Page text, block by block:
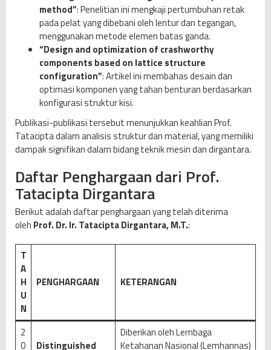
e
2
0
2
5
-
2
0
3
0
method”: Penelitian ini mengkaji pertumbuhan retak
pada pelat yang dibebani oleh lentur dan tegangan,
menggunakan metode elemen batas ganda.
“Design and optimization of crashworthy
components based on lattice structure
configuration”: Artikel ini membahas desain dan
optimasi komponen yang tahan benturan berdasarkan
konfigurasi struktur kisi.
Publikasi-publikasi tersebut menunjukkan keahlian Prof.
Tatacipta dalam analisis struktur dan material, yang memiliki
dampak signifikan dalam bidang teknik mesin dan dirgantara.
Daftar Penghargaan dari Prof.
Tatacipta Dirgantara
Berikut adalah daftar penghargaan yang telah diterima
oleh Prof. Dr. Ir. Tatacipta Dirgantara, M.T.:
T
A
H
U
N
PENGHARGAAN KETERANGAN
2
0
Distinguished
Diberikan oleh Lembaga
Ketahanan Nasional (Lemhannas)